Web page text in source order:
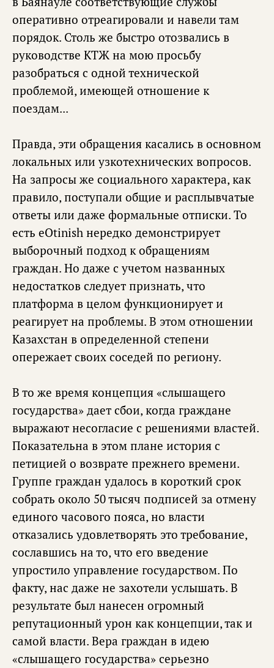
оперативно отреагировали и навели там
порядок. Столь же быстро отозвались в
руководстве КТЖ на мою просьбу
разобраться с одной технической
проблемой, имеющей отношение к
поездам...
Правда, эти обращения касались в основном
локальных или узкотехнических вопросов.
На запросы же социального характера, как
правило, поступали общие и расплывчатые
ответы или даже формальные отписки. То
есть eOtinish нередко демонстрирует
выборочный подход к обращениям
граждан. Но даже с учетом названных
недостатков следует признать, что
платформа в целом функционирует и
реагирует на проблемы. В этом отношении
Казахстан в определенной степени
опережает своих соседей по региону.
В то же время концепция «слышащего
государства» дает сбои, когда граждане
выражают несогласие с решениями властей.
Показательна в этом плане история с
петицией о возврате прежнего времени.
Группе граждан удалось в короткий срок
собрать около 50 тысяч подписей за отмену
единого часового пояса, но власти
отказались удовлетворять это требование,
сославшись на то, что его введение
упростило управление государством. По
факту, нас даже не захотели услышать. В
результате был нанесен огромный
репутационный урон как концепции, так и
самой власти. Вера граждан в идею
«слышащего государства» серьезно